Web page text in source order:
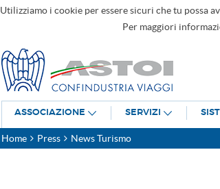
Utilizziamo i cookie per essere sicuri che tu possa
Per maggiori
ASSOCIAZIONE SERVIZI
Home Press News Turismo